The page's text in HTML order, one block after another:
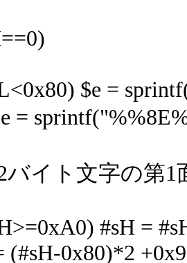
$e =
=
バイト文字の第1
#sH =
(#sH-0x80)*2